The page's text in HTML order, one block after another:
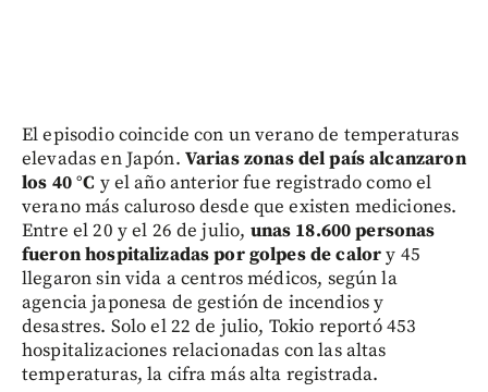
El episodio coincide con un verano de temperaturas
elevadas en Japón. Varias zonas del país alcanzaron
los 40 °C y el año anterior fue registrado como el
verano más caluroso desde que existen mediciones.
Entre el 20 y el 26 de julio, unas 18.600 personas
fueron hospitalizadas por golpes de calory 45
llegaron sin vida a centros médicos, según la
agencia japonesa de gestión de incendios y
desastres. Solo el 22 de julio, Tokio reportó 453
hospitalizaciones relacionadas con las altas
temperaturas, la cifra más alta registrada.